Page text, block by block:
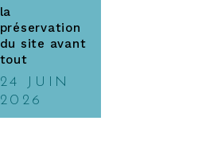
la
préservation
du site avant
tout
24 JUIN
2026